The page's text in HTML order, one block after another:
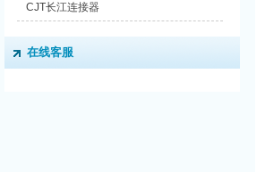
CJT长江连接器
在线客服